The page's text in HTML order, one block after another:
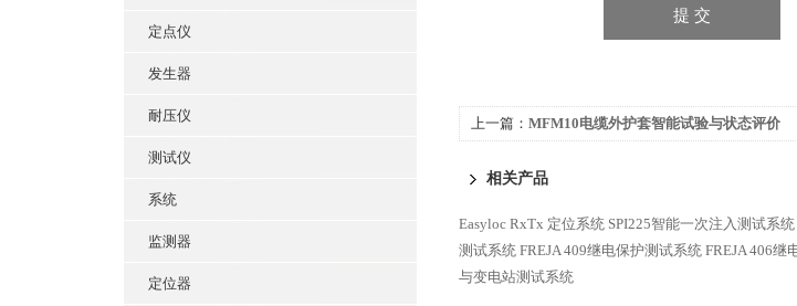
定点仪
发生器
耐压仪
测试仪
系统
监测器
定位器
上一篇： MFM10电缆外护套智能试验与状态评价
相关产品
Easyloc RxTx 定位系统 SPI225智能一次注入测试系统
测试系统 FREJA 409继电保护测试系统 FREJA 406继
与变电站测试系统